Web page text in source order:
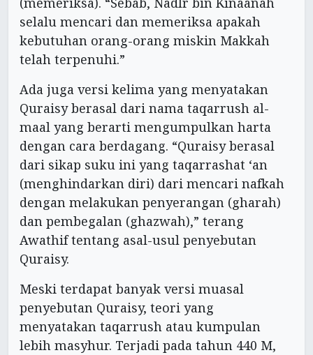
selalu mencari dan memeriksa apakah
kebutuhan orang-orang miskin Makkah
telah terpenuhi.”
Ada juga versi kelima yang menyatakan
Quraisy berasal dari nama taqarrush al-
maal yang berarti mengumpulkan harta
dengan cara berdagang. “Quraisy berasal
dari sikap suku ini yang taqarrashat ‘an
(menghindarkan diri) dari mencari nafkah
dengan melakukan penyerangan (gharah)
dan pembegalan (ghazwah),” terang
Awathif tentang asal-usul penyebutan
Quraisy.
Meski terdapat banyak versi muasal
penyebutan Quraisy, teori yang
menyatakan taqarrush atau kumpulan
lebih masyhur. Terjadi pada tahun 440 M,